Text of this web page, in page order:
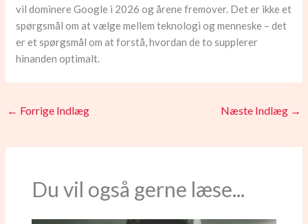
vil dominere Google i 2026 og årene fremover. Det er ikke et
spørgsmål om at vælge mellem teknologi og menneske – det
er et spørgsmål om at forstå, hvordan de to supplerer
hinanden optimalt.
← Forrige Indlæg Næste Indlæg →
Du vil også gerne læse...